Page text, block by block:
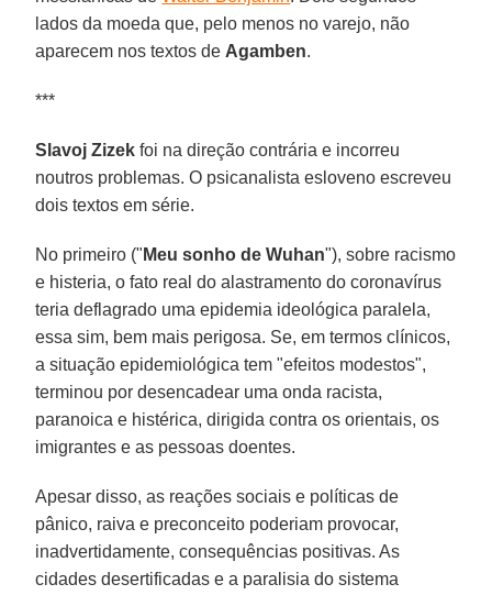
lados da moeda que, pelo menos no varejo, não
aparecem nos textos de Agamben.
***
Slavoj Zizek foi na direção contrária e incorreu
noutros problemas. O psicanalista esloveno escreveu
dois textos em série.
No primeiro (" Meu sonho de Wuhan"), sobre racismo
e histeria, o fato real do alastramento do coronavírus
teria deflagrado uma epidemia ideológica paralela,
essa sim, bem mais perigosa. Se, em termos clínicos,
a situação epidemiológica tem "efeitos modestos",
terminou por desencadear uma onda racista,
paranoica e histérica, dirigida contra os orientais, os
imigrantes e as pessoas doentes.
Apesar disso, as reações sociais e políticas de
pânico, raiva e preconceito poderiam provocar,
inadvertidamente, consequências positivas. As
cidades desertificadas e a paralisia do sistema